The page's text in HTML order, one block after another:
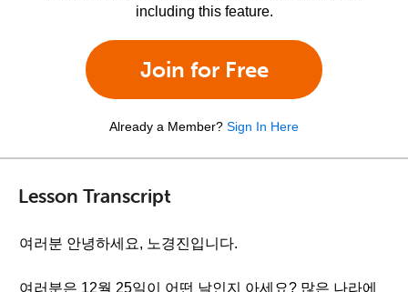
including this feature.
Join for Free
Already a Member? Sign In Here
Lesson Transcript
여러분 안녕하세요, 노경진입니다.
여러분은 12월 25일이 어떤 날인지 아세요? 많은 나라에